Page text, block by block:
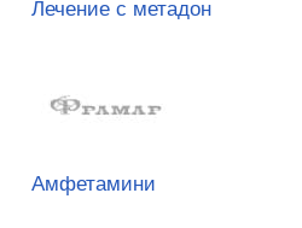
Лечение с метадон
Амфетамини